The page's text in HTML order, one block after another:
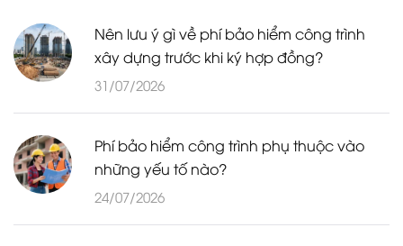
Nên lưu ý gì về phí bảo hiểm công trình
xây dựng trước khi ký hợp đồng?
31/07/2026
Phí bảo hiểm công trình phụ thuộc vào
những yếu tố nào?
24/07/2026